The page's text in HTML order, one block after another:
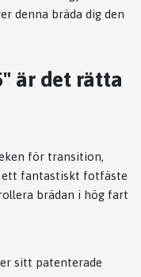
denna bräda dig den
är det rätta
för transition,
ett fantastiskt fotfäste
brädan i hög fart
sitt patenterade